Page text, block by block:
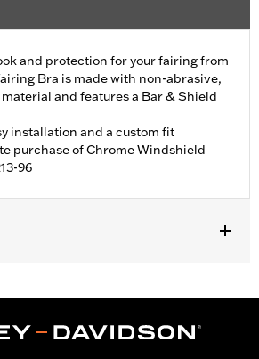
and protection for your fairing from
Bra is made with non-abrasive,
and features a Bar & Shield
installation and a custom fit
purchase of Chrome Windshield
96